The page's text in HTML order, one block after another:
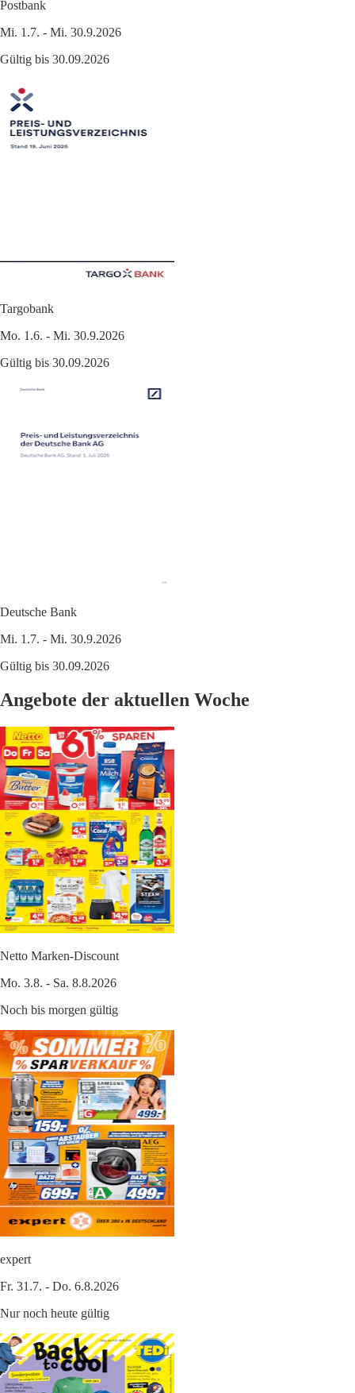
Postbank
Mi. 1.7. - Mi. 30.9.2026
Gültig bis 30.09.2026
Targobank
Mo. 1.6. - Mi. 30.9.2026
Gültig bis 30.09.2026
Deutsche Bank
Mi. 1.7. - Mi. 30.9.2026
Gültig bis 30.09.2026
Angebote der aktuellen Woche
Netto Marken-Discount
Mo. 3.8. - Sa. 8.8.2026
Noch bis morgen gültig
expert
Fr. 31.7. - Do. 6.8.2026
Nur noch heute gültig